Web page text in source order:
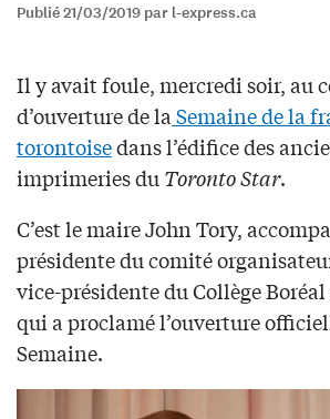
Publié 21/03/2019 par l-express.ca
Il y avait foule, mercredi soir, au
d’ouverture de la Semaine de la
torontoisedans l’édifice des
imprimeries du Toronto Star.
C’est le maire John Tory,
présidente du comité
vice-présidente du Collège
qui a proclamé l’ouverture
Semaine.